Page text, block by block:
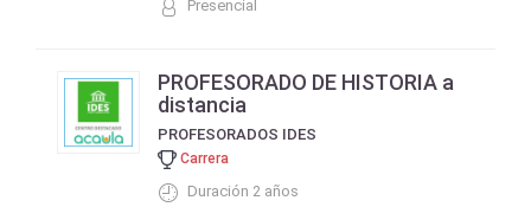
Presencial
PROFESORADO DE HISTORIA a
distancia
PROFESORADOS IDES
Carrera
Duración 2 años